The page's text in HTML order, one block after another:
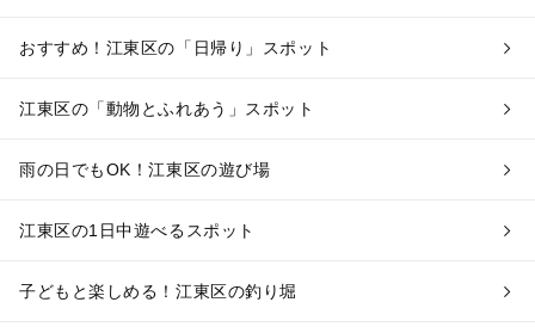
おすすめ！江東区の「日帰り」スポット
江東区の「動物とふれあう」スポット
雨の日でもOK！江東区の遊び場
江東区の1日中遊べるスポット
子どもと楽しめる！江東区の釣り堀